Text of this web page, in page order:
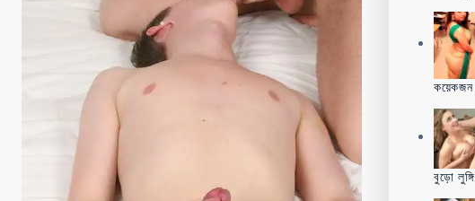
বুড়ো